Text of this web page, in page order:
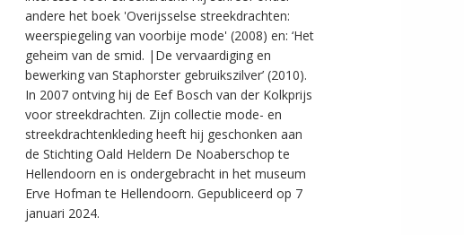
andere het boek 'Overijsselse streekdrachten:
weerspiegeling van voorbije mode' (2008) en: ‘Het
geheim van de smid. |De vervaardiging en
bewerking van Staphorster gebruikszilver’ (2010).
In 2007 ontving hij de Eef Bosch van der Kolkprijs
voor streekdrachten. Zijn collectie mode- en
streekdrachtenkleding heeft hij geschonken aan
de Stichting Oald Heldern De Noaberschop te
Hellendoorn en is ondergebracht in het museum
Erve Hofman te Hellendoorn. Gepubliceerd op 7
januari 2024.